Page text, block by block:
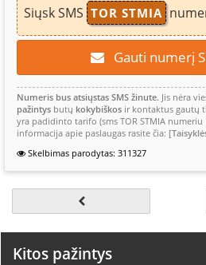
Siųsk SMS TOR STMIA
Gauti numerį
Numeris bus atsiųstas SMS žinute. Jis nėra
pažintys butų kokybiškos ir kontaktus gautų
yra padidinto tarifo (sms TOR STMIA numeriu
informacija apie paslaugas rasite čia: [
Skelbimas parodytas: 311327
Kitos pažintys